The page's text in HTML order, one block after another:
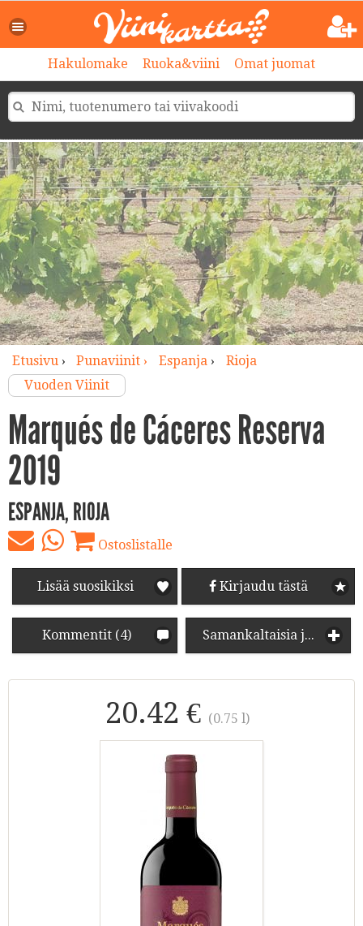
Hakulomake Ruoka&viini Omat juomat
Etusivu› Punaviinit › Espanja›
Rioja
Vuoden Viinit
Marqués de Cáceres Reserva
2019
ESPANJA, RIOJA
Ostoslistalle
Lisää suosikiksi Kirjaudu tästä
Kommentit (4) Samankaltaisia juomia
20.42 € (0.75 l)